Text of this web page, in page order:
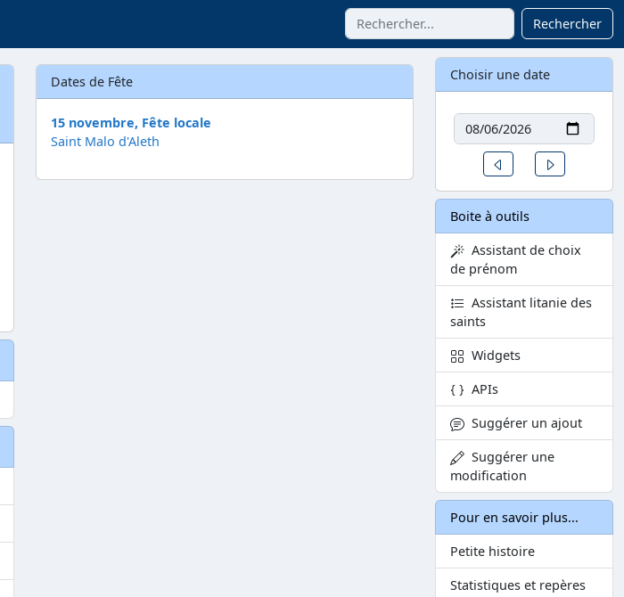
Rechercher
Dates de Fête
15 novembre, Fête locale
Saint Malo d'Aleth
Choisir une date
Date
Un jour avant
Boite à outils
Assistant de choix
de prénom
Assistant litanie des
saints
Widgets
APIs
Suggérer un ajout
Suggérer une
modification
Pour en savoir plus...
Petite histoire
Statistiques et repères